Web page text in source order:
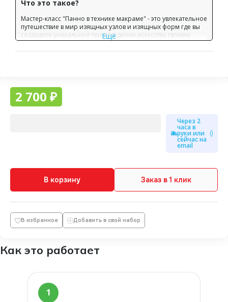
Что это такое?
Мастер-класс "Панно в технике макраме" - это увлекательное
путешествие в мир изящных узлов и изящных форм где вы
создадите уникальное произведение искусства своими
руками!
Пошаговое обучение от опытного мастера
Индивидуальный подход к каждому участнику
Уникальный результат
Материалы и инструменты для работы включены в
Ещё
2 700 ₽
Через 2
часа в
руки или
сейчас на
email
В корзину Заказ в 1 клик
В избранное Добавить в свой набор
Как это работает
1